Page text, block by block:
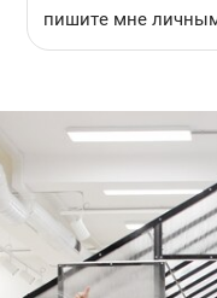
пишите мне